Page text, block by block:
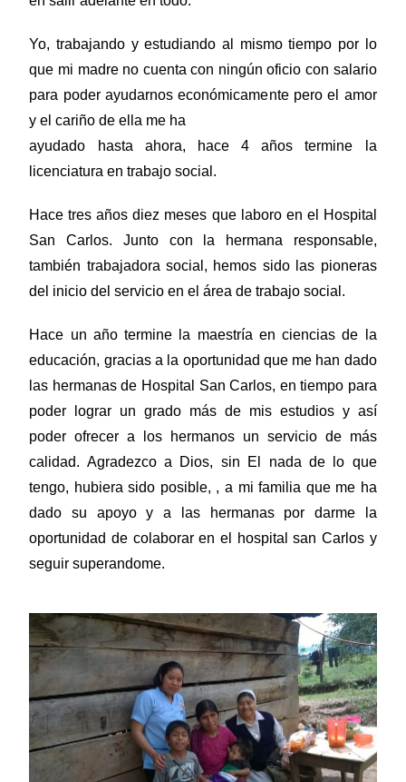
Yo, trabajando y estudiando al mismo tiempo por lo
que mi madre no cuenta con ningún oficio con salario
para poder ayudarnos económicamente pero el amor
y el cariño de ella me ha
ayudado hasta ahora, hace 4 años termine la
licenciatura en trabajo social.
Hace tres años diez meses que laboro en el Hospital
San Carlos. Junto con la hermana responsable,
también trabajadora social, hemos sido las pioneras
del inicio del servicio en el área de trabajo social.
Hace un año termine la maestría en ciencias de la
educación, gracias a la oportunidad que me han dado
las hermanas de Hospital San Carlos, en tiempo para
poder lograr un grado más de mis estudios y así
poder ofrecer a los hermanos un servicio de más
calidad. Agradezco a Dios, sin El nada de lo que
tengo, hubiera sido posible, , a mi familia que me ha
dado su apoyo y a las hermanas por darme la
oportunidad de colaborar en el hospital san Carlos y
seguir superandome.